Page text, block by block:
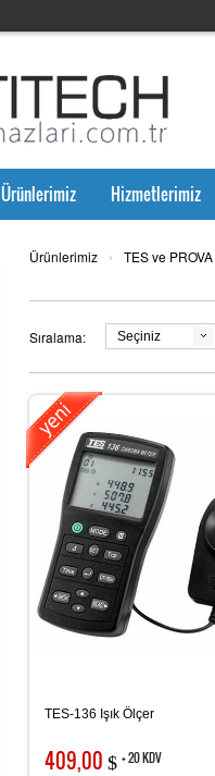
Ürünlerimiz Hizmetlerimiz
Ürünlerimiz › TES ve
Sıralama: Seçiniz
TES-136 Işık Ölçer
409,00 $ + 20 KDV